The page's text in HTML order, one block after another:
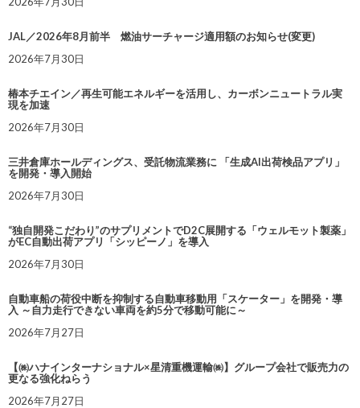
JAL／2026年8月前半 燃油サーチャージ適用額のお知らせ(変更)
2026年7月30日
椿本チエイン／再生可能エネルギーを活用し、カーボンニュートラル実
現を加速
2026年7月30日
三井倉庫ホールディングス、受託物流業務に 「生成AI出荷検品アプリ」
を開発・導入開始
2026年7月30日
“独自開発こだわり”のサプリメントでD2C展開する「ウェルモット製薬」
がEC自動出荷アプリ「シッピーノ」を導入
2026年7月30日
自動車船の荷役中断を抑制する自動車移動用「スケーター」を開発・導
入 ～自力走行できない車両を約5分で移動可能に～
2026年7月27日
【㈱ハナインターナショナル×星清重機運輸㈱】グループ会社で販売力の
更なる強化ねらう
2026年7月27日